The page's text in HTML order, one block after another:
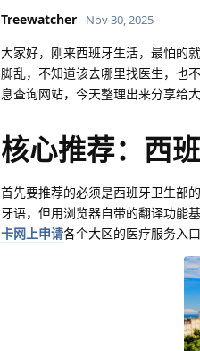
Treewatcher Nov 30, 2025
大家好，刚来西班牙生活，最怕的
脚乱，不知道该去哪里找医生，也
息查询网站，今天整理出来分享给
核心推荐：西
首先要推荐的必须是西班牙卫生部
牙语，但用浏览器自带的翻译功能
卡网上申请各个大区的医疗服务入口